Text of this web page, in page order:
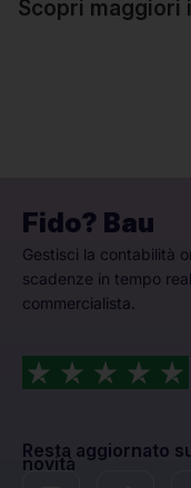
Scopri maggiori
Fido? Bau
Gestisci la contabilità
scadenze in tempo
commercialista.
Resta aggiornato
novità